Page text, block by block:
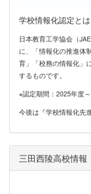
学校情報化認定と
日本教育工学協会（
に、「情報化の推進体
育」「校務の情報化」
するものです。
※認定期間：2025年度
今後は『学校情報化先
三田西陵高校情報